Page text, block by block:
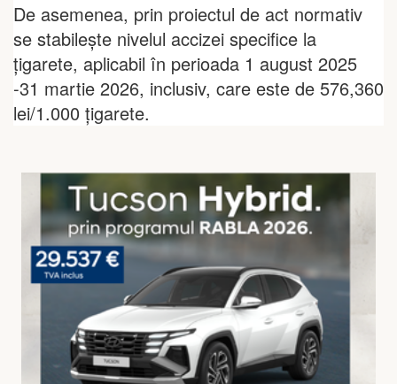
De asemenea, prin proiectul de act normativ
se stabilește nivelul accizei specifice la
țigarete, aplicabil în perioada 1 august 2025
-31 martie 2026, inclusiv, care este de 576,360
lei/1.000 ţigarete.